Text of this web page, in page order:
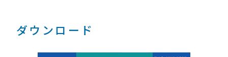
ダウンロード